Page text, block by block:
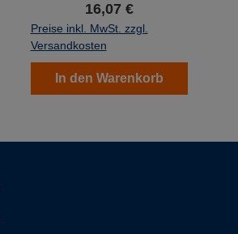
Papier und lassen sich leicht
um die gebündelten
Geldscheine anbringen.
16,07 €
Preise inkl. MwSt. zzgl.
Versandkosten
In den Warenkorb